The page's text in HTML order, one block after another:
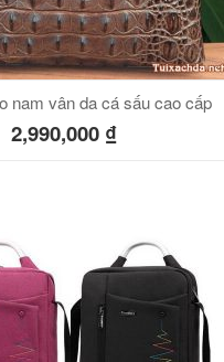
nam vân da cá sấu cao cấp
2,990,000 ₫